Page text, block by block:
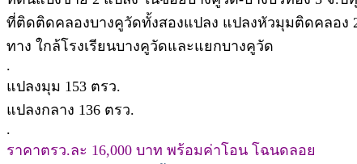
ที่ติดติดคลองบางคูวัดทั้งสองแปลง แปลงหัวมุมติดคลอง
ทาง ใกล้โรงเรียนบางคูวัดและแยกบางคูวัด
.
แปลงมุม 153 ตรว.
แปลงกลาง 136 ตรว.
.
ราคาตรว.ละ 16,000 บาท พร้อมค่าโอน โฉนดลอย